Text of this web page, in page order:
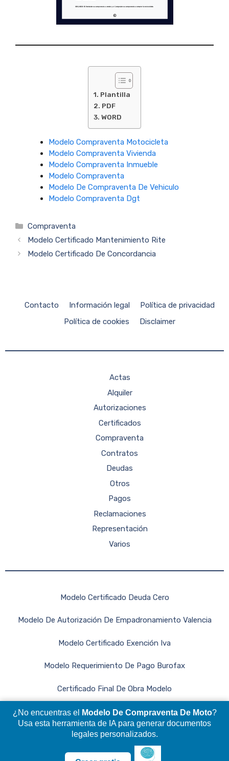
¿No encuentras el Modelo De Compraventa De Moto?
Usa esta herramienta de IA para generar documentos
legales personalizados.
Plantilla
PDF
WORD
Modelo Compraventa Motocicleta
Modelo Compraventa Vivienda
Modelo Compraventa Inmueble
Modelo Compraventa
Modelo De Compraventa De Vehiculo
Modelo Compraventa Dgt
Categorías
Compraventa
Modelo Certificado Mantenimiento Rite
Modelo Certificado De Concordancia
Contacto Información legal
Política de privacidad
Política de cookies
Disclaimer
Actas
Alquiler
Autorizaciones
Certificados
Compraventa
Contratos
Deudas
Otros
Pagos
Reclamaciones
Representación
Varios
Modelo Certificado Deuda Cero
Modelo De Autorización De Empadronamiento Valencia
Modelo Certificado Exención Iva
Modelo Requerimiento De Pago Burofax
Certificado Final De Obra Modelo